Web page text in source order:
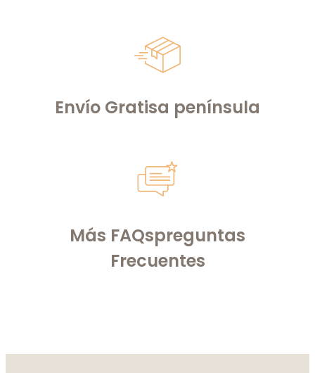
Envío Gratisa península
Más FAQspreguntas
Frecuentes